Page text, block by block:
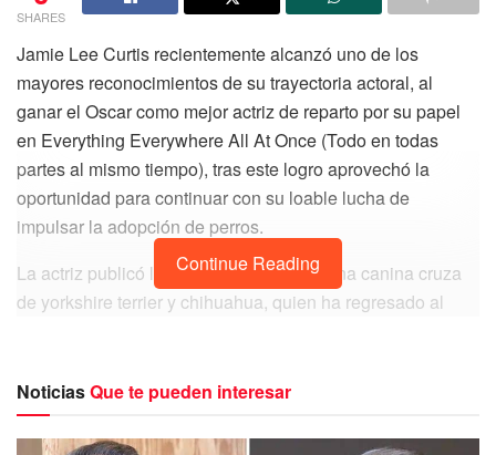
SHARES
Jamie Lee Curtis recientemente alcanzó uno de los
mayores reconocimientos de su trayectoria actoral, al
ganar el Oscar como mejor actriz de reparto por su papel
en Everything Everywhere All At Once (Todo en todas
partes al mismo tiempo), tras este logro aprovechó la
oportunidad para continuar con su loable lucha de
impulsar la adopción de perros.
La actriz publicó la historia de Daphne, una canina cruza
de yorkshire terrier y chihuahua, quien ha regresado al
Daphne ha alcanzado en escasas horas más de 7.500
likes en Instagram, en su foto se aprecia a la can de palaje
Continue Reading
NoticiasQue te pueden interesar